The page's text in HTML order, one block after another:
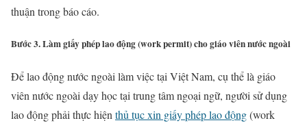
thuận trong báo cáo.
Bước 3. Làm giấy phép lao động (work permit) cho giáo viên nước ngoài
Để lao động nước ngoài làm việc tại Việt Nam, cụ thể là giáo
viên nước ngoài dạy học tại trung tâm ngoại ngữ, người sử dụng
lao động phải thực hiệnthủ tục xin giấy phép lao động(work